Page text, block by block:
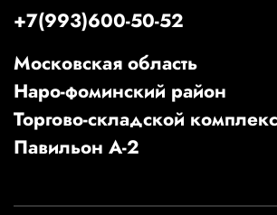
+7(993)600-50-52
Московская область
Наро-фоминский район
Торгово-складской
Павильон А-2